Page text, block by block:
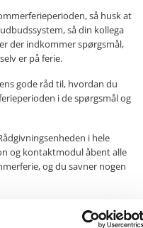
så husk at
så din kollega
der indkommer spørgsmål,
er på ferie.
gode råd til, hvordan du
i de spørgsmål og
i hele
og kontaktmodul åbent alle
og du savner nogen